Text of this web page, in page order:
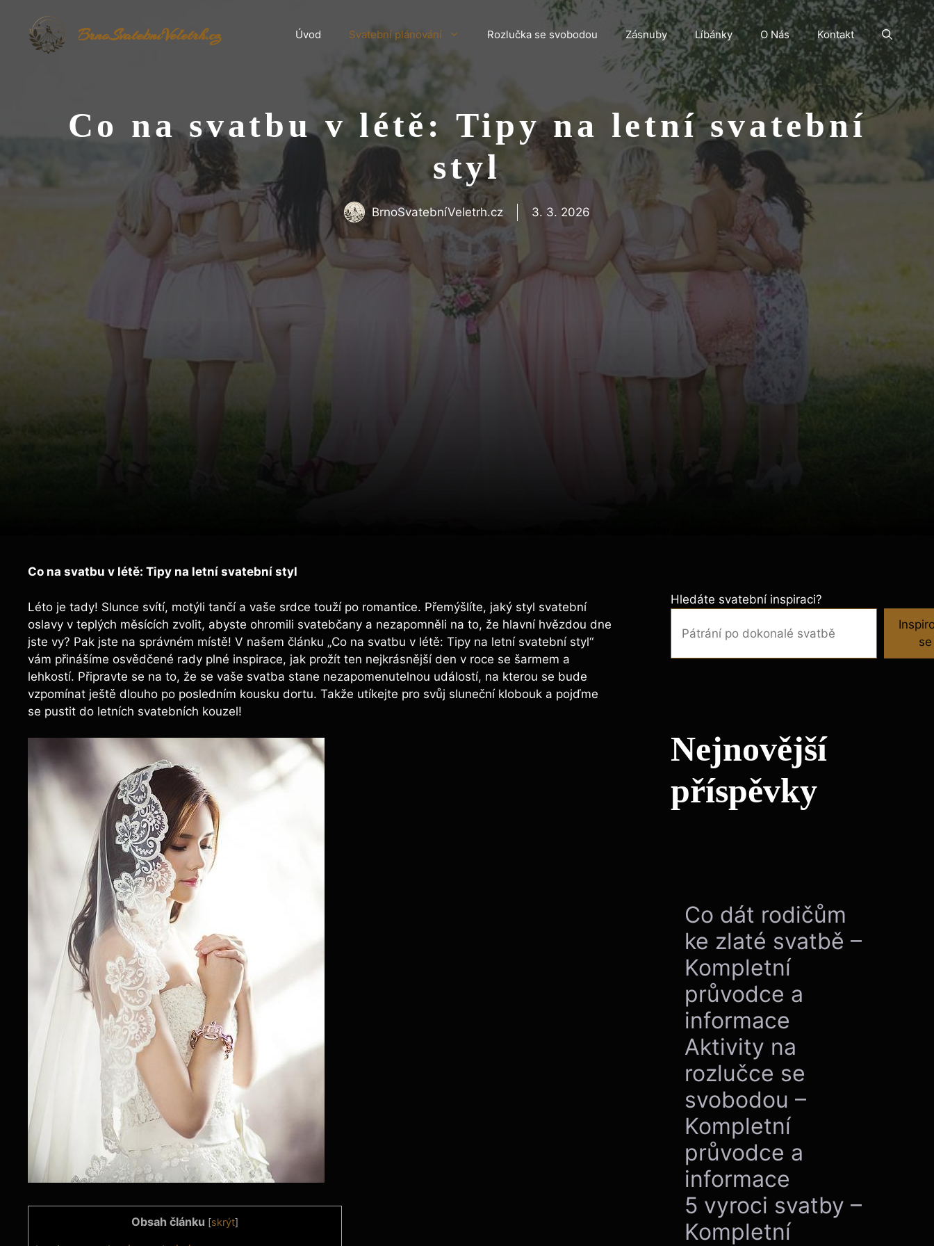
obsah
BrnoSvatebníVeletrh.cz Úvod Svatební plánování Rozlučka se svobodou Zásnuby Líbánky O Nás Kontakt
Co na svatbu v létě: Tipy na letní svatební
styl
BrnoSvatebníVeletrh.cz 3. 3. 2026
Co na svatbu v létě: Tipy na letní svatební styl
Léto je tady! Slunce svítí, motýli tančí a vaše srdce touží po romantice. Přemýšlíte, jaký styl svatební
oslavy v teplých měsících zvolit, abyste ohromili svatebčany a nezapomněli na to, že hlavní hvězdou dne
jste vy? Pak jste na správném místě! V našem článku „Co na svatbu v létě: Tipy na letní svatební styl“
vám přinášíme osvědčené rady plné inspirace, jak prožít ten nejkrásnější den v roce se šarmem a
lehkostí. Připravte se na to, že se vaše svatba stane nezapomenutelnou událostí, na kterou se bude
vzpomínat ještě dlouho po posledním kousku dortu. Takže utíkejte pro svůj sluneční klobouk a pojďme
se pustit do letních svatebních kouzel!
Obsah článku [skrýt]
Hledáte svatební inspiraci?
se
Nejnovější
příspěvky
Co dát rodičům
ke zlaté svatbě –
Kompletní
průvodce a
informace
Aktivity na
rozlučce se
svobodou –
Kompletní
průvodce a
informace
5 vyroci svatby –
Kompletní